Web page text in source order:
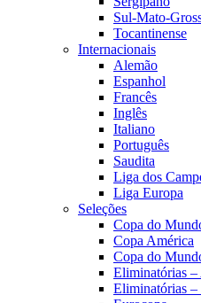
Sul-Mato-
Tocantinense
Internacionais
Alemão
Espanhol
Francês
Inglês
Italiano
Português
Saudita
Liga dos
Liga Europa
Seleções
Copa do
Copa América
Copa do
Eliminatórias
Eliminatórias –